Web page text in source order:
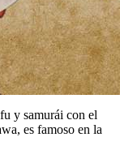
y samurái con el
es famoso en la